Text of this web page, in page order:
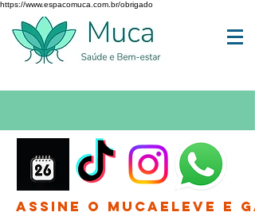
https://www.espacomuca.com.br/obrigado
Assine o MucaEleve e